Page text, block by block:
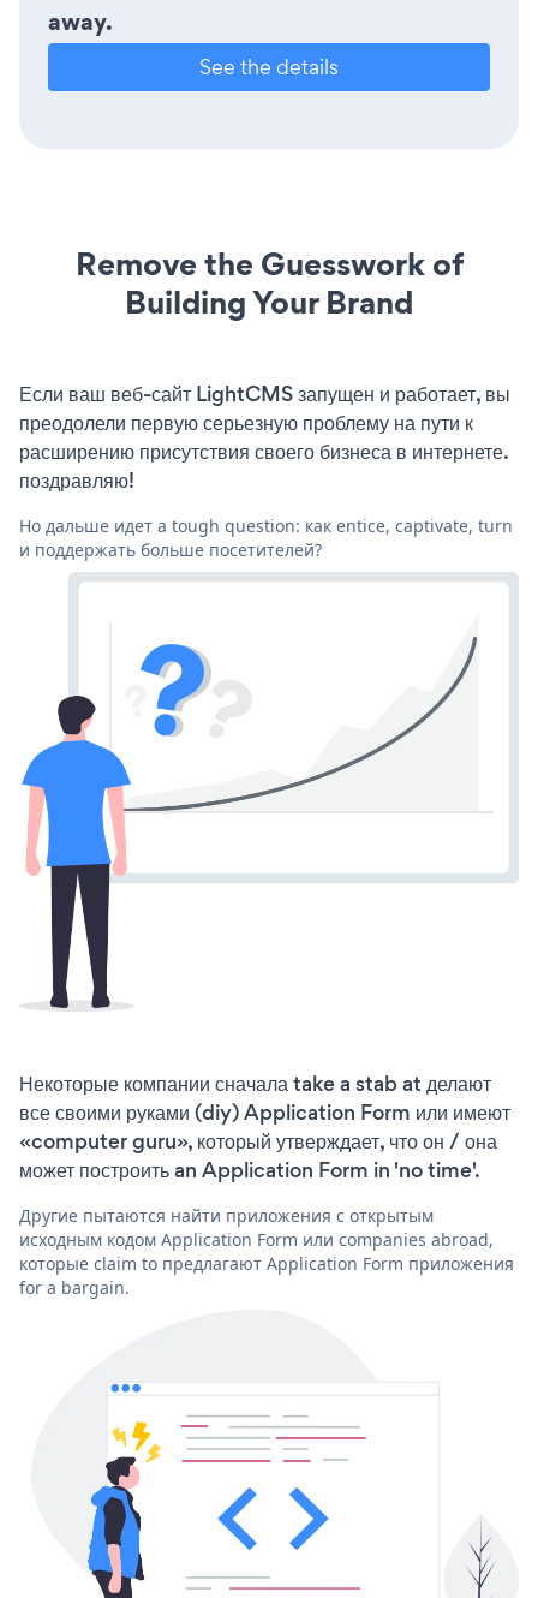
away.
See the details
Remove the Guesswork of
Building Your Brand
Если ваш веб-сайт LightCMS запущен и работает, вы
преодолели первую серьезную проблему на пути к
расширению присутствия своего бизнеса в интернете.
поздравляю!
Но дальше идет a tough question: как entice, captivate, turn
и поддержать больше посетителей?
Некоторые компании сначала take a stab at делают
все своими руками (diy) Application Form или имеют
«computer guru», который утверждает, что он / она
может построить an Application Form in 'no time'.
Другие пытаются найти приложения с открытым
исходным кодом Application Form или companies abroad,
которые claim to предлагают Application Form приложения
for a bargain.